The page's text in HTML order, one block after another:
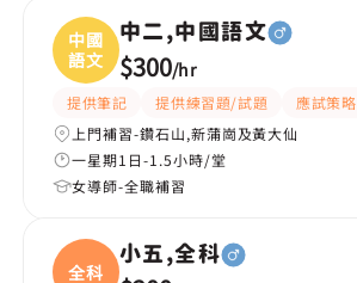
中國
語文
中二,中國語文
$300/hr
提供筆記 提供練習題/試題 應試策略
上門補習-鑽石山,新蒲崗及黃大仙
一星期1日-1.5小時/堂
女導師-全職補習
全科
小五,全科